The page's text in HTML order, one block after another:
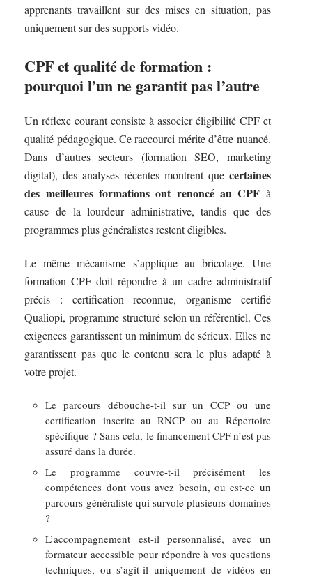
apprenants travaillent sur des mises en situation, pas
uniquement sur des supports vidéo.
CPF et qualité de formation :
pourquoi l’un ne garantit pas l’autre
Un réflexe courant consiste à associer éligibilité CPF et
qualité pédagogique. Ce raccourci mérite d’être nuancé.
Dans d’autres secteurs (formation SEO, marketing
digital), des analyses récentes montrent que certaines
des meilleures formations ont renoncé au CPF à
cause de la lourdeur administrative, tandis que des
programmes plus généralistes restent éligibles.
Le même mécanisme s’applique au bricolage. Une
formation CPF doit répondre à un cadre administratif
précis : certification reconnue, organisme certifié
Qualiopi, programme structuré selon un référentiel. Ces
exigences garantissent un minimum de sérieux. Elles ne
garantissent pas que le contenu sera le plus adapté à
votre projet.
Le parcours débouche-t-il sur un CCP ou une
certification inscrite au RNCP ou au Répertoire
spécifique ? Sans cela, le financement CPF n’est pas
assuré dans la durée.
Le programme couvre-t-il précisément les
compétences dont vous avez besoin, ou est-ce un
parcours généraliste qui survole plusieurs domaines
?
L’accompagnement est-il personnalisé, avec un
formateur accessible pour répondre à vos questions
techniques, ou s’agit-il uniquement de vidéos en